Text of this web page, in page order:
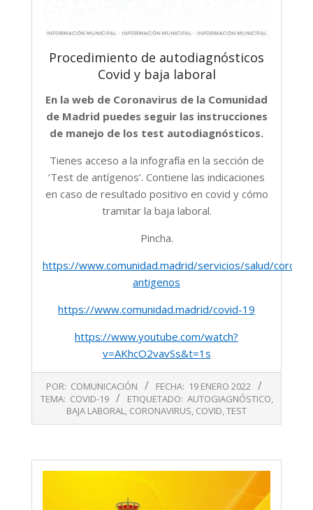
Procedimiento de autodiagnósticos
Covid y baja laboral
En la web de Coronavirus de la Comunidad
de Madrid puedes seguir las instrucciones
de manejo de los test autodiagnósticos.
Tienes acceso a la infografía en la sección de
‘Test de antígenos’. Contiene las indicaciones
en caso de resultado positivo en covid y cómo
tramitar la baja laboral.
Pincha.
https://www.comunidad.madrid/servicios/salud/
antigenos
https://www.comunidad.madrid/covid-19
https://www.youtube.com/watch?
v=AKhcO2vavSs&t=1s
01-
POR: COMUNICACIÓN FECHA: 19 ENERO 2022
TEMA: COVID-19 ETIQUETADO: AUTOGIAGNÓSTICO,
BAJA LABORAL, CORONAVIRUS, COVID,TEST